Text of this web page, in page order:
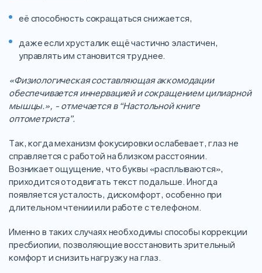
её способность сокращаться снижается,
даже если хрусталик ещё частично эластичен,
управлять им становится труднее.
«Физиологическая составляющая аккомодации
обеспечивается иннервацией и сокращением цилиарной
мышцы.», - отмечается в “Настольной книге
оптометриста”.
Так, когда механизм фокусировки ослабевает, глаз не
справляется с работой на близком расстоянии.
Возникает ощущение, что буквы «расплываются»,
приходится отодвигать текст подальше. Иногда
появляется усталость, дискомфорт, особенно при
длительном чтении или работе с телефоном.
Именно в таких случаях необходимы способы коррекции
пресбиопии, позволяющие восстановить зрительный
комфорт и снизить нагрузку на глаз.